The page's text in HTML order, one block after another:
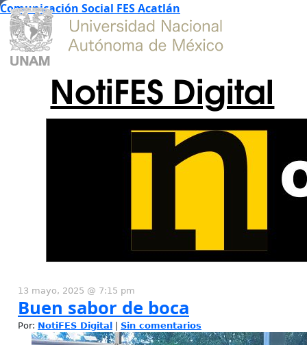
Comunicación Social FES Acatlán
NotiFES Digital
13 mayo, 2025 @ 7:15 pm
Buen sabor de boca
Por: NotiFES Digital Sin comentarios